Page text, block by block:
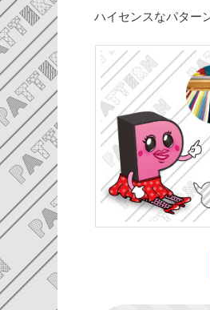
ハイセンスなパター